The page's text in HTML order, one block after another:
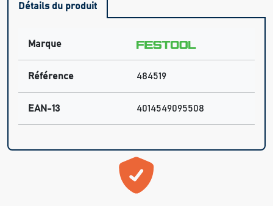
Détails du produit
Marque
Référence 484519
EAN-13 4014549095508